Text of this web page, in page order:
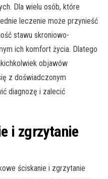
Dla wielu osób, które
leczenie może przynieść
stawu skroniowo-
ich komfort życia. Dlatego
objawów
z doświadczonym
diagnozę i zalecić
i zgrzytanie
ściskanie i zgrzytanie